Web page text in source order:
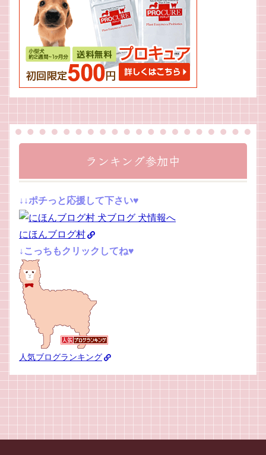
ランキング参加中
↓↓ポチっと応援して下さい♥
にほんブログ村
↓こっちもクリックしてね♥
人気ブログランキング